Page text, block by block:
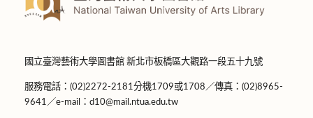
國立臺灣藝術大學圖書館 新北市板橋區大觀路一段五十九號
服務電話：(02)2272-2181分機1709或1708／傳真：(02)8965-
9641／e-mail：d10@mail.ntua.edu.tw